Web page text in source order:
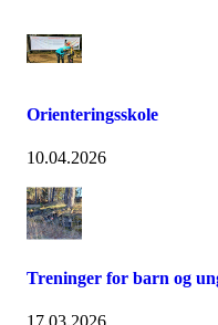
Orienteringsskole
10.04.2026
Treninger for barn og